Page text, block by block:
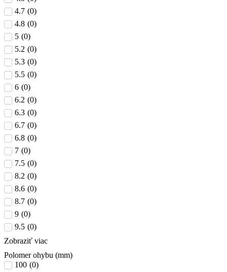
4.7 (0)
4.8 (0)
5 (0)
5.2 (0)
5.3 (0)
5.5 (0)
6 (0)
6.2 (0)
6.3 (0)
6.7 (0)
6.8 (0)
7 (0)
7.5 (0)
8.2 (0)
8.6 (0)
8.7 (0)
9 (0)
9.5 (0)
Zobraziť viac
Polomer ohybu (mm)
100 (0)